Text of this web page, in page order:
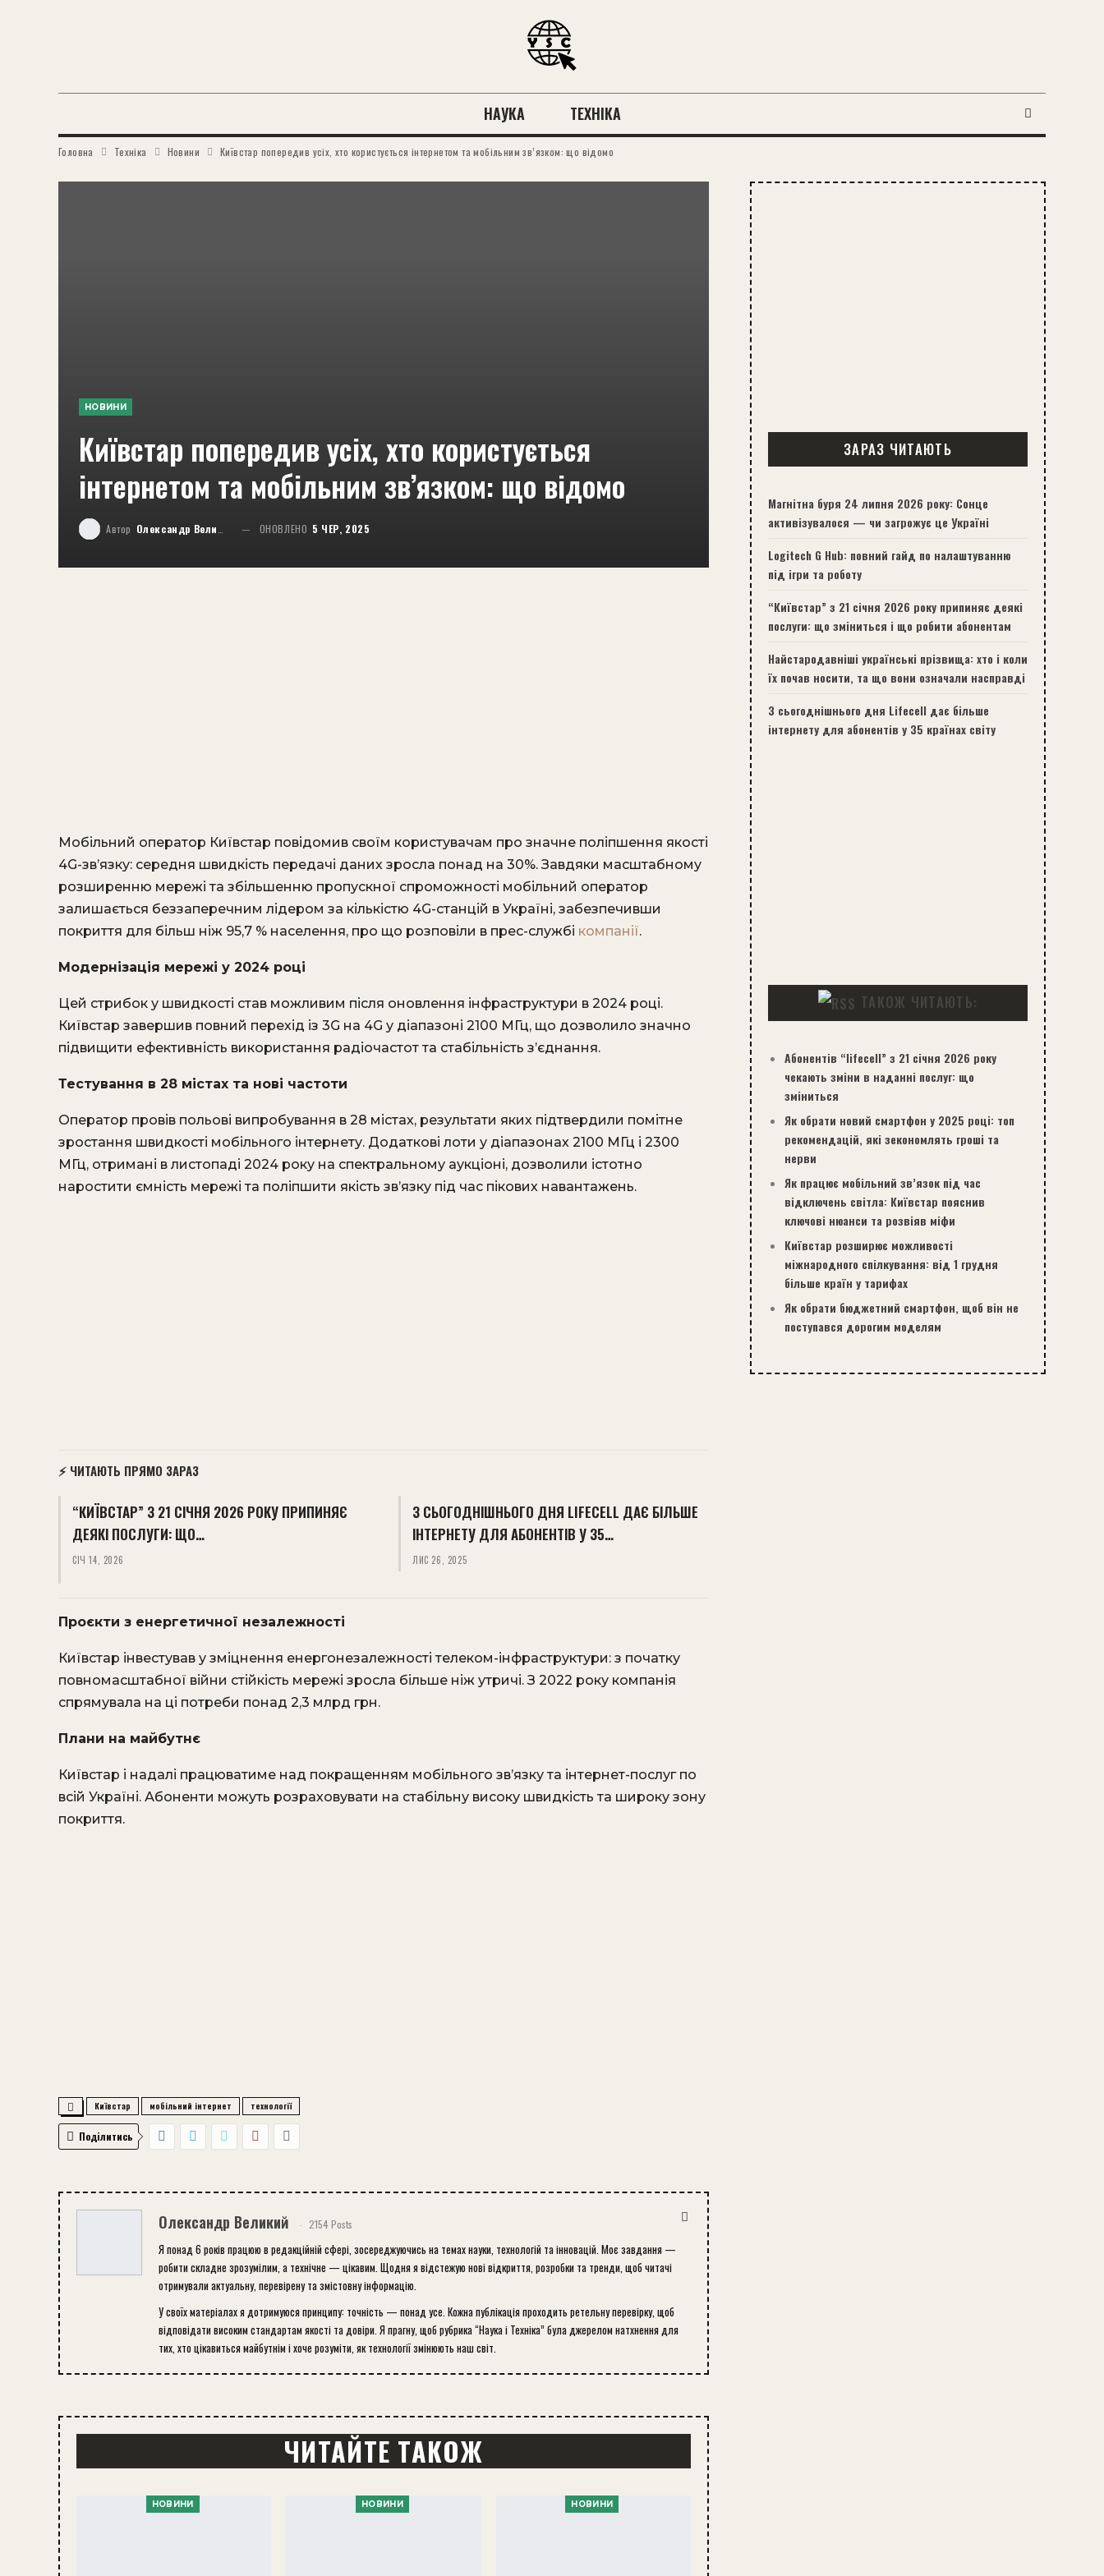
НАУКА ТЕХНІКА
Головна Техніка Новини Київстар попередив усіх, хто користується інтернетом та мобільним зв’язком: що відомо
НОВИНИ
Київстар попередив усіх, хто користується
інтернетом та мобільним зв’язком: що відомо
Автор Олександр Великий ОНОВЛЕНО 5 ЧЕР, 2025
Мобільний оператор Київстар повідомив своїм користувачам про значне поліпшення якості
4G-зв’язку: середня швидкість передачі даних зросла понад на 30%. Завдяки масштабному
розширенню мережі та збільшенню пропускної спроможності мобільний оператор
залишається беззаперечним лідером за кількістю 4G-станцій в Україні, забезпечивши
покриття для більш ніж 95,7 % населення, про що розповіли в прес-службі компанії.
Модернізація мережі у 2024 році
Цей стрибок у швидкості став можливим після оновлення інфраструктури в 2024 році.
Київстар завершив повний перехід із 3G на 4G у діапазоні 2100 МГц, що дозволило значно
підвищити ефективність використання радіочастот та стабільність з’єднання.
Тестування в 28 містах та нові частоти
Оператор провів польові випробування в 28 містах, результати яких підтвердили помітне
зростання швидкості мобільного інтернету. Додаткові лоти у діапазонах 2100 МГц і 2300
МГц, отримані в листопаді 2024 року на спектральному аукціоні, дозволили істотно
наростити ємність мережі та поліпшити якість зв’язку під час пікових навантажень.
⚡ ЧИТАЮТЬ ПРЯМО ЗАРАЗ
“КИЇВСТАР” З 21 СІЧНЯ 2026 РОКУ ПРИПИНЯЄ
ДЕЯКІ ПОСЛУГИ: ЩО…
СІЧ 14, 2026
З СЬОГОДНІШНЬОГО ДНЯ LIFECELL ДАЄ БІЛЬШЕ
ІНТЕРНЕТУ ДЛЯ АБОНЕНТІВ У 35…
ЛИС 26, 2025
Проєкти з енергетичної незалежності
Київстар інвестував у зміцнення енергонезалежності телеком-інфраструктури: з початку
повномасштабної війни стійкість мережі зросла більше ніж утричі. З 2022 року компанія
спрямувала на ці потреби понад 2,3 млрд грн.
Плани на майбутнє
Київстар і надалі працюватиме над покращенням мобільного зв’язку та інтернет-послуг по
всій Україні. Абоненти можуть розраховувати на стабільну високу швидкість та широку зону
покриття.
Київстар мобільний інтернет технології
Поділитись
Олександр Великий 2154 Posts
Я понад 6 років працюю в редакційній сфері, зосереджуючись на темах науки, технологій та інновацій. Моє завдання —
робити складне зрозумілим, а технічне — цікавим. Щодня я відстежую нові відкриття, розробки та тренди, щоб читачі
отримували актуальну, перевірену та змістовну інформацію.
У своїх матеріалах я дотримуюся принципу: точність — понад усе. Кожна публікація проходить ретельну перевірку, щоб
відповідати високим стандартам якості та довіри. Я прагну, щоб рубрика “Наука і Техніка” була джерелом натхнення для
тих, хто цікавиться майбутнім і хоче розуміти, як технології змінюють наш світ.
ЧИТАЙТЕ ТАКОЖ
НОВИНИ НОВИНИ НОВИНИ
ЗАРАЗ ЧИТАЮТЬ
Магнітна буря 24 липня 2026 року: Сонце
активізувалося — чи загрожує це Україні
Logitech G Hub: повний гайд по налаштуванню
під ігри та роботу
“Київстар” з 21 січня 2026 року припиняє деякі
послуги: що зміниться і що робити абонентам
Найстародавніші українські прізвища: хто і коли
їх почав носити, та що вони означали насправді
З сьогоднішнього дня Lifecell дає більше
інтернету для абонентів у 35 країнах світу
ТАКОЖ ЧИТАЮТЬ:
Абонентів “lifecell” з 21 січня 2026 року
чекають зміни в наданні послуг: що
зміниться
Як обрати новий смартфон у 2025 році: топ
рекомендацій, які зекономлять гроші та
нерви
Як працює мобільний зв’язок під час
відключень світла: Київстар пояснив
ключові нюанси та розвіяв міфи
Київстар розширює можливості
міжнародного спілкування: від 1 грудня
більше країн у тарифах
Як обрати бюджетний смартфон, щоб він не
поступався дорогим моделям